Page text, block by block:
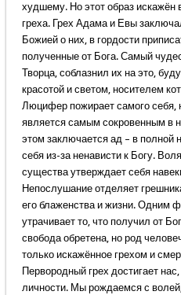
худшему. Но этот образ искажён
греха. Грех Адама и Евы
Божией о них, в гордости
полученные от Бога. Самый
Творца, соблазнил их на это,
красотой и светом, носителем
Люцифер пожирает самого себя,
является самым сокровенным в
этом заключается ад – в полной
себя из-за ненависти к Богу.
существа утверждает себя
Непослушание отделяет
его блаженства и жизни. Одним
утрачивает то, что получил от
свобода обретена, но род
только искажённое грехом и
Первородный грех достигает
личности. Мы рождаемся с